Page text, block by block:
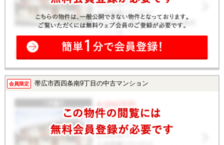
会員限定 帯広市西四条南9丁目の中古マンション